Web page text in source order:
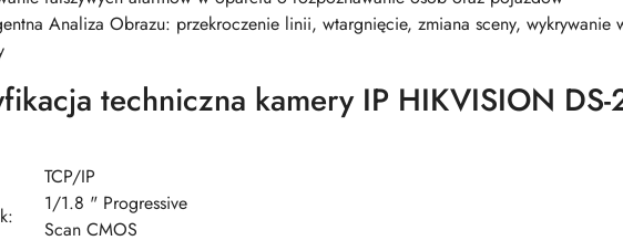
Analiza Obrazu: przekroczenie linii, wtargnięcie, zmiana sceny,
techniczna kamery IP HIKVISION
TCP/IP
1/1.8 " Progressive
Scan CMOS